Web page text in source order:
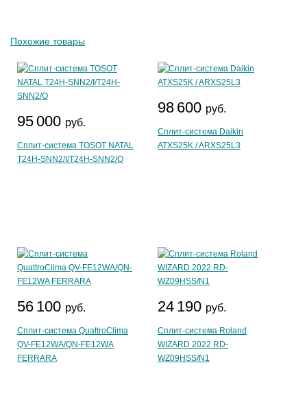
Похожие товары
95 000 руб.
Сплит-система TOSOT NATAL
T24H-SNN2/I/T24H-SNN2/O
98 600 руб.
Сплит-система Daikin
ATXS25K / ARXS25L3
56 100 руб.
Сплит-система QuattroClima
QV-FE12WA/QN-FE12WA
FERRARA
24 190 руб.
Сплит-система Roland
WIZARD 2022 RD-
WZ09HSS/N1